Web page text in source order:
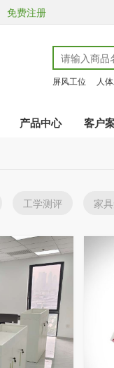
免费注册
屏风工位 人
产品中心 客户
工学测评 家